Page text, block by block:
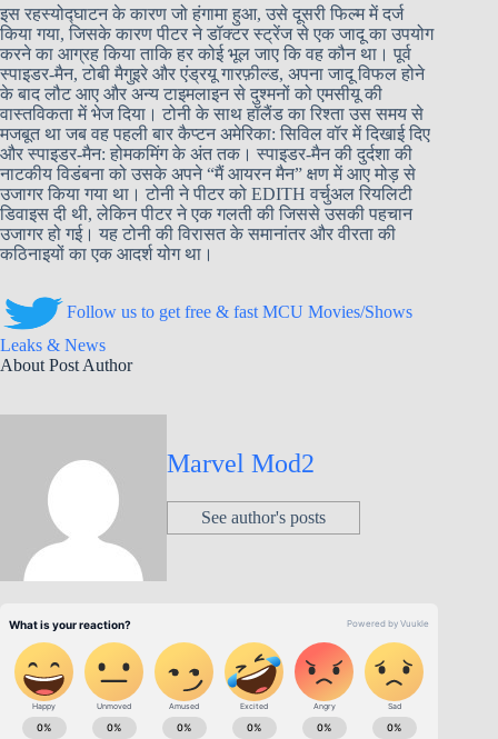
इस रहस्योद्घाटन के कारण जो हंगामा हुआ, उसे दूसरी फिल्म में दर्ज
किया गया, जिसके कारण पीटर ने डॉक्टर स्ट्रेंज से एक जादू का उपयोग
करने का आग्रह किया ताकि हर कोई भूल जाए कि वह कौन था। पूर्व
स्पाइडर-मैन, टोबी मैगुइरे और एंड्रयू गारफ़ील्ड, अपना जादू विफल होने
के बाद लौट आए और अन्य टाइमलाइन से दुश्मनों को एमसीयू की
वास्तविकता में भेज दिया। टोनी के साथ हॉलैंड का रिश्ता उस समय से
मजबूत था जब वह पहली बार कैप्टन अमेरिका: सिविल वॉर में दिखाई दिए
और स्पाइडर-मैन: होमकमिंग के अंत तक। स्पाइडर-मैन की दुर्दशा की
नाटकीय विडंबना को उसके अपने “मैं आयरन मैन” क्षण में आए मोड़ से
उजागर किया गया था। टोनी ने पीटर को EDITH वर्चुअल रियलिटी
डिवाइस दी थी, लेकिन पीटर ने एक गलती की जिससे उसकी पहचान
उजागर हो गई। यह टोनी की विरासत के समानांतर और वीरता की
कठिनाइयों का एक आदर्श योग था।
Follow us to get free & fast MCU Movies/Shows
Leaks & News
About Post Author
Marvel Mod2
See author's posts